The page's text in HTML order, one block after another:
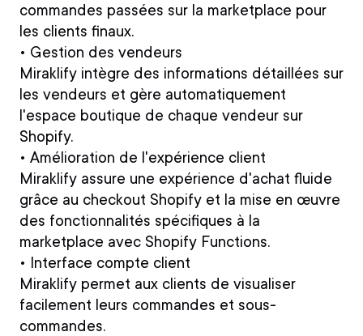
commandes passées sur la marketplace pour
les clients finaux.
• Gestion des vendeurs
Miraklify intègre des informations détaillées sur
les vendeurs et gère automatiquement
l'espace boutique de chaque vendeur sur
Shopify.
• Amélioration de l'expérience client
Miraklify assure une expérience d'achat fluide
grâce au checkout Shopify et la mise en œuvre
des fonctionnalités spécifiques à la
marketplace avec Shopify Functions.
• Interface compte client
Miraklify permet aux clients de visualiser
facilement leurs commandes et sous-
commandes.